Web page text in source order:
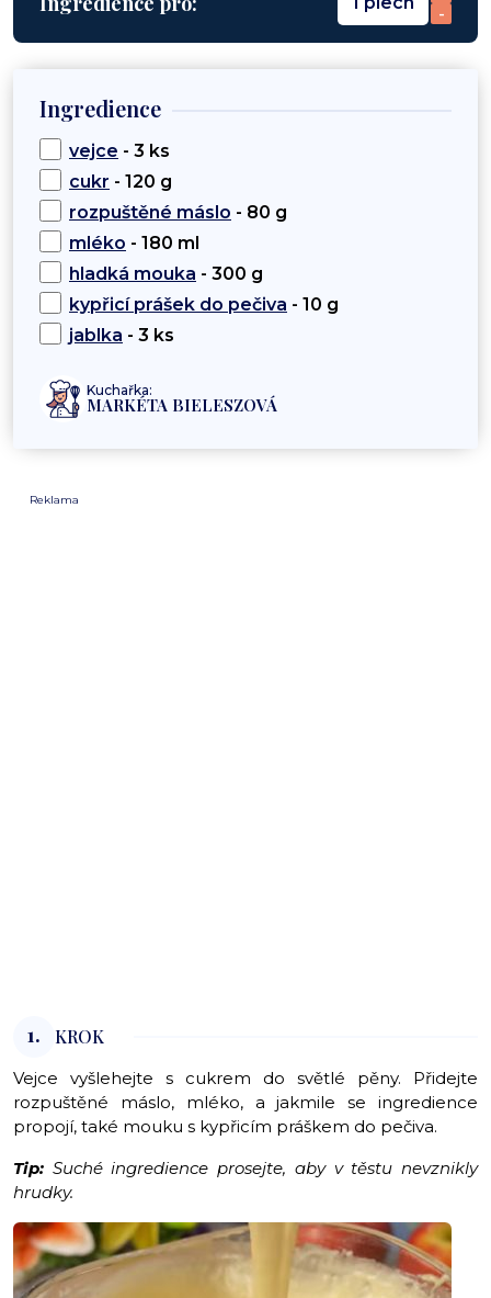
-
Ingredience
vejce - 3 ks
cukr - 120 g
rozpuštěné máslo - 80 g
mléko - 180 ml
hladká mouka - 300 g
kypřicí prášek do pečiva - 10 g
jablka - 3 ks
Kuchařka:
MARKÉTA BIELESZOVÁ
Reklama
1. KROK
Vejce vyšlehejte s cukrem do světlé pěny. Přidejte
rozpuštěné máslo, mléko, a jakmile se ingredience
propojí, také mouku s kypřicím práškem do pečiva.
Tip: Suché ingredience prosejte, aby v těstu nevznikly
hrudky.